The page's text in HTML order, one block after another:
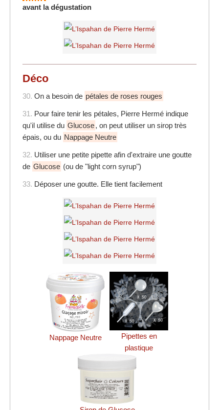
avant la dégustation
Déco
30. On a besoin de pétales de roses rouges
31. Pour faire tenir les pétales, Pierre Hermé indique
qu'il utilise du Glucose, on peut utiliser un sirop très
épais, ou du Nappage Neutre
32. Utiliser une petite pipette afin d'extraire une goutte
de Glucose (ou de "light corn syrup")
33. Déposer une goutte. Elle tient facilement
Nappage Neutre
Pipettes en
plastique